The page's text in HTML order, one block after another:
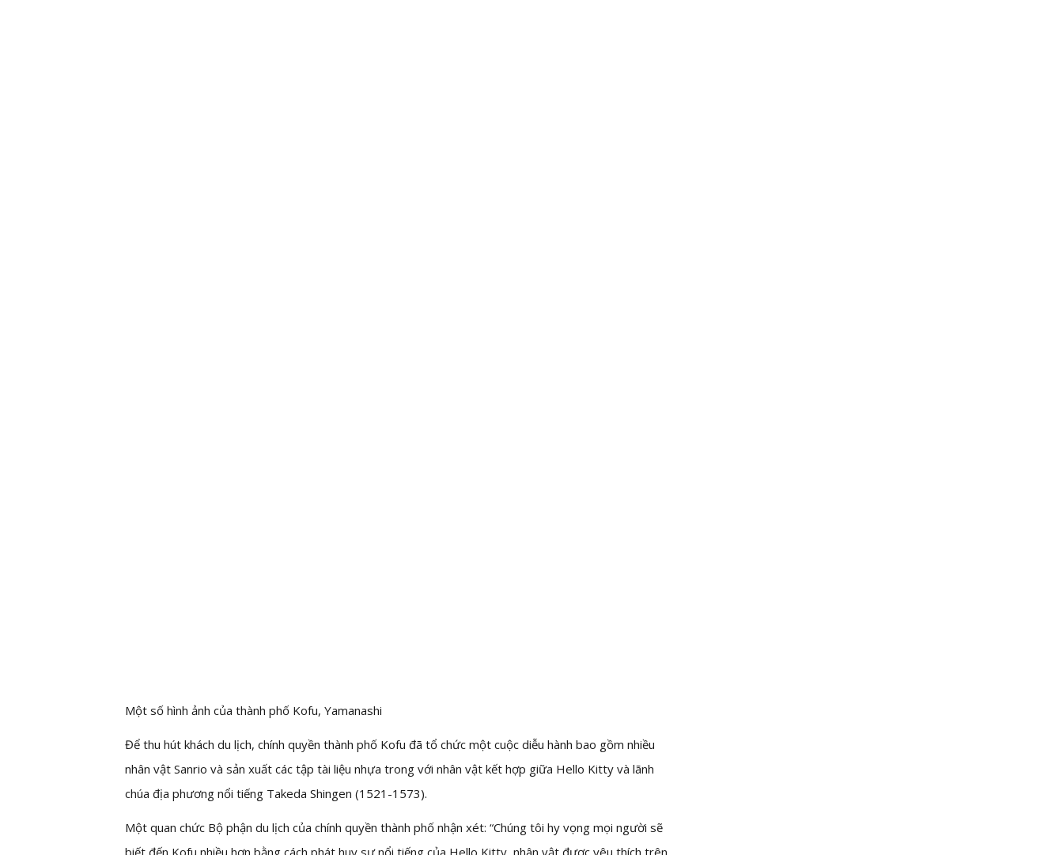
Một số hình ảnh của thành phố Kofu, Yamanashi
Để thu hút khách du lịch, chính quyền thành phố Kofu đã tổ chức một cuộc diễu hành bao gồm nhiều
nhân vật Sanrio và sản xuất các tập tài liệu nhựa trong với nhân vật kết hợp giữa Hello Kitty và lãnh
chúa địa phương nổi tiếng Takeda Shingen (1521-1573).
Một quan chức Bộ phận du lịch của chính quyền thành phố nhận xét: “Chúng tôi hy vọng mọi người sẽ
biết đến Kofu nhiều hơn bằng cách phát huy sự nổi tiếng của Hello Kitty, nhân vật được yêu thích trên